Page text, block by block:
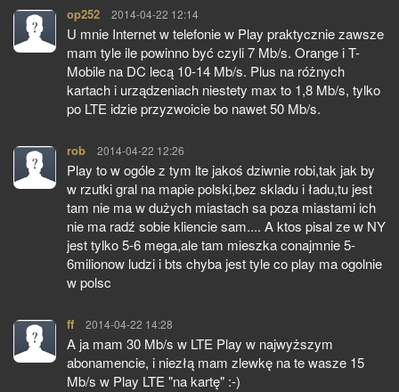
op252 pisze:
2014-04-22 12:14
U mnie Internet w telefonie w Play praktycznie zawsze
mam tyle ile powinno być czyli 7 Mb/s. Orange i T-
Mobile na DC lecą 10-14 Mb/s. Plus na różnych
kartach i urządzeniach niestety max to 1,8 Mb/s, tylko
po LTE idzie przyzwoicie bo nawet 50 Mb/s.
rob pisze:
2014-04-22 12:26
Play to w ogóle z tym lte jakoś dziwnie robi,tak jak by
w rzutki gral na mapie polski,bez skladu i ładu,tu jest
tam nie ma w dużych miastach sa poza miastami ich
nie ma radź sobie kliencie sam.... A ktos pisal ze w NY
jest tylko 5-6 mega,ale tam mieszka conajmnie 5-
6milionow ludzi i bts chyba jest tyle co play ma ogolnie
w polsc
ff pisze:
2014-04-22 14:28
A ja mam 30 Mb/s w LTE Play w najwyższym
abonamencie, i niezłą mam zlewkę na te wasze 15
Mb/s w Play LTE "na kartę" :-)